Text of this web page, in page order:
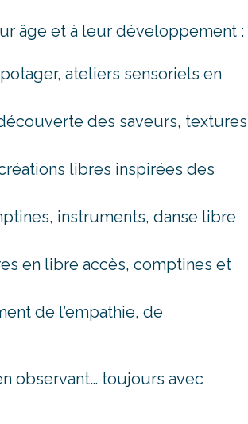
âge et à leur développement :
ateliers sensoriels en
des saveurs, textures
libres inspirées des
instruments, danse libre
en libre accès, comptines et
de l’empathie, de
observant… toujours avec